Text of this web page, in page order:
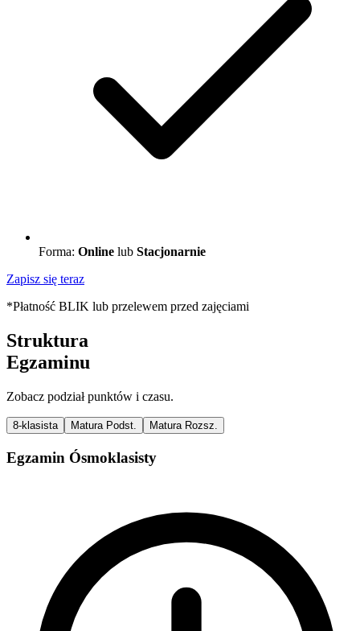
Forma: Online lub Stacjonarnie
Zapisz się teraz
*Płatność BLIK lub przelewem przed zajęciami
Struktura
Egzaminu
Zobacz podział punktów i czasu.
8-klasista Matura Podst. Matura Rozsz.
Egzamin Ósmoklasisty